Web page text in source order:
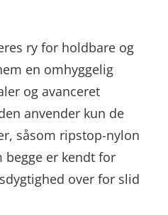
ry for holdbare og
en omhyggelig
og avanceret
anvender kun de
såsom ripstop-nylon
er kendt for
over for slid